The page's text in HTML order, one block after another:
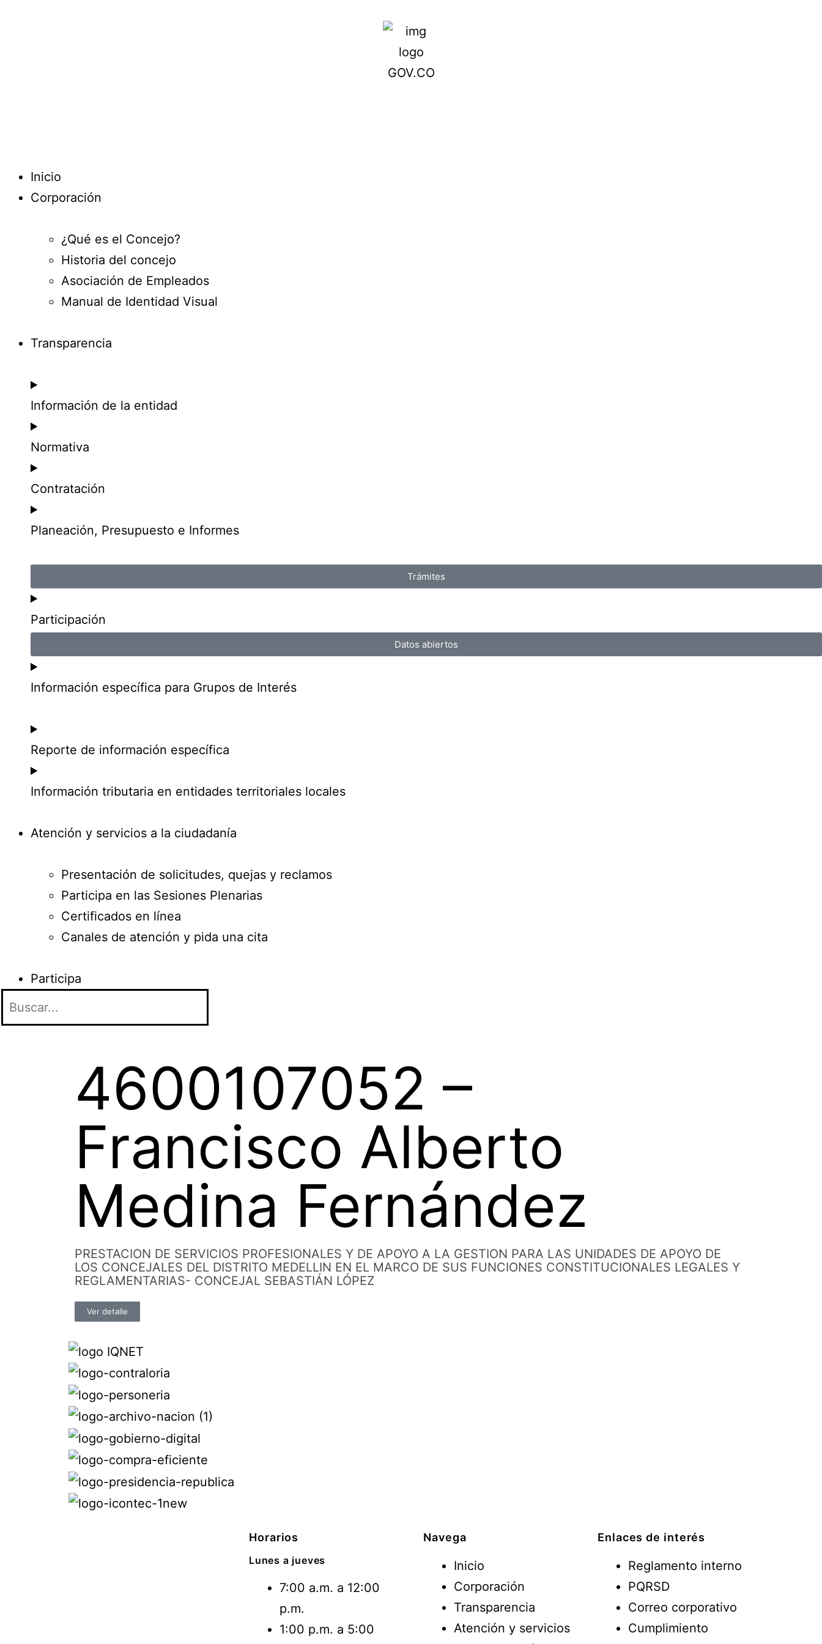
Inicio
Corporación
¿Qué es el Concejo?
Historia del concejo
Asociación de Empleados
Manual de Identidad Visual
Transparencia
Información de la entidad
Normativa
Contratación
Planeación, Presupuesto e Informes
Trámites
Participación
Datos abiertos
Información específica para Grupos de Interés
Reporte de información específica
Información tributaria en entidades territoriales locales
Atención y servicios a la ciudadanía
Presentación de solicitudes, quejas y reclamos
Participa en las Sesiones Plenarias
Certificados en línea
Canales de atención y pida una cita
Participa
4600107052 –
Francisco Alberto
Medina Fernández
PRESTACION DE SERVICIOS PROFESIONALES Y DE APOYO A LA GESTION PARA LAS UNIDADES DE APOYO DE
LOS CONCEJALES DEL DISTRITO MEDELLIN EN EL MARCO DE SUS FUNCIONES CONSTITUCIONALES LEGALES Y
REGLAMENTARIAS- CONCEJAL SEBASTIÁN LÓPEZ
Ver detalle
Horarios
Lunes a jueves
7:00 a.m. a 12:00
p.m.
1:00 p.m. a 5:00
Navega
Inicio
Corporación
Transparencia
Atención y servicios
Enlaces de interés
Reglamento interno
PQRSD
Correo corporativo
Cumplimiento